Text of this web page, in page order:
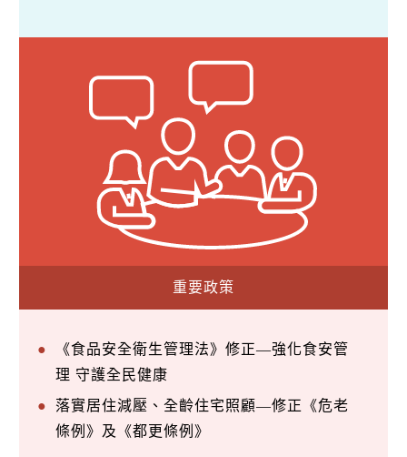
重要政策
《食品安全衛生管理法》修正—強化食安管
理 守護全民健康
落實居住減壓、全齡住宅照顧—修正《危老
條例》及《都更條例》